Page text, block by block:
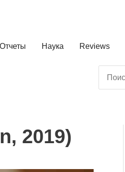
Отчеты Наука Reviews
2019)